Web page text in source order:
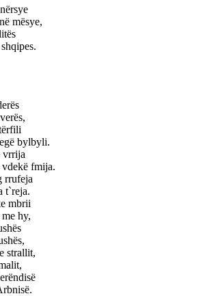
mësye,
bylbyli.
vrrija
fmija.
rrufeja
t`reja.
mbrii
hy,
strallit,